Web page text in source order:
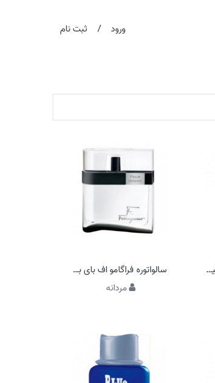
ورود / ثبت نام
ایو سن لورن وای ادو پرفیوم
سالواتوره فراگامو اف بای بلک
مردانه